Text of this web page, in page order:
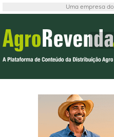
Uma empresa do